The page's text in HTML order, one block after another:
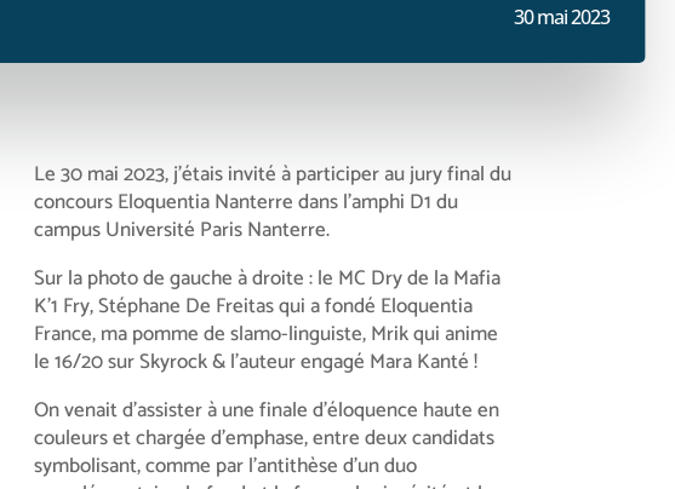
30 mai 2023
Le 30 mai 2023, j’étais invité à participer au jury final du
concours Eloquentia Nanterre dans l’amphi D1 du
campus Université Paris Nanterre.
Sur la photo de gauche à droite : le MC Dry de la Mafia
K’1 Fry, Stéphane De Freitas qui a fondé Eloquentia
France, ma pomme de slamo-linguiste, Mrik qui anime
le 16/20 sur Skyrock & l’auteur engagé Mara Kanté !
On venait d’assister à une finale d’éloquence haute en
couleurs et chargée d’emphase, entre deux candidats
symbolisant, comme par l’antithèse d’un duo